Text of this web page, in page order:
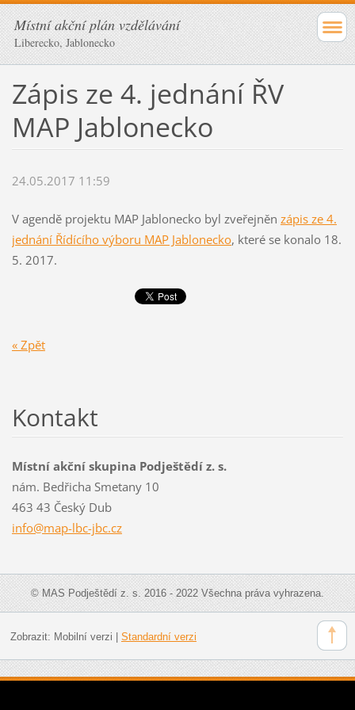
Místní akční plán vzdělávání
Liberecko, Jablonecko
Zápis ze 4. jednání ŘV
MAP Jablonecko
24.05.2017 11:59
V agendě projektu MAP Jablonecko byl zveřejněn zápis ze 4.
jednání Řídícího výboru MAP Jablonecko, které se konalo 18.
5. 2017.
« Zpět
Kontakt
Místní akční skupina Podještědí z. s.
nám. Bedřicha Smetany 10
463 43 Český Dub
info@map-lbc-jbc.cz
© MAS Podještědí z. s. 2016 - 2022 Všechna práva vyhrazena.
Zobrazit: Mobilní verzi Standardní verzi